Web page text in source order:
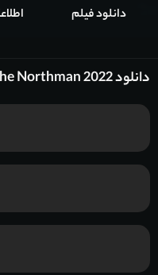
دانلود فیلم
دانلود The Northman 2022